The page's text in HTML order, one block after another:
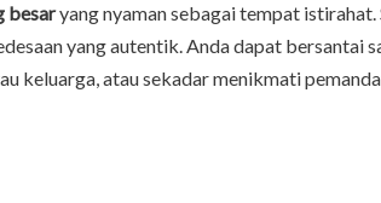
besaryang nyaman sebagai tempat istirahat.
yang autentik. Anda dapat bersantai
keluarga, atau sekadar menikmati